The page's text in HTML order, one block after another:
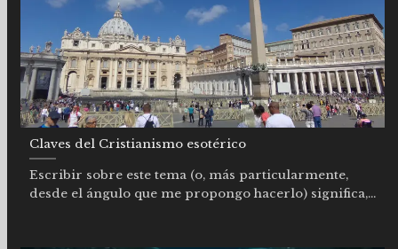
Claves del Cristianismo esotérico
Escribir sobre este tema (o, más particularmente,
desde el ángulo que me propongo hacerlo) significa,...